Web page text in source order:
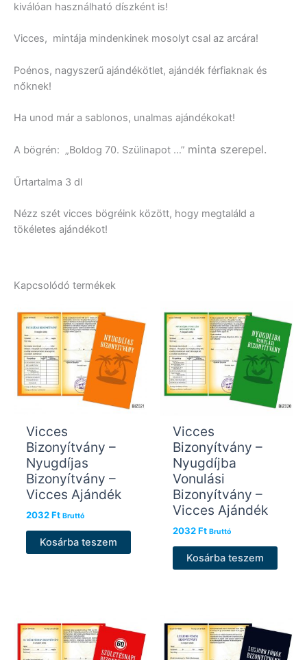
kiválóan használható díszként is!
Vicces, mintája mindenkinek mosolyt csal az arcára!
Poénos, nagyszerű ajándékötlet, ajándék férfiaknak és
nőknek!
Ha unod már a sablonos, unalmas ajándékokat!
A bögrén: „Boldog 70. Szülinapot …” minta szerepel.
Űrtartalma 3 dl
Nézz szét vicces bögréink között, hogy megtaláld a
tökéletes ajándékot!
Kapcsolódó termékek
Vicces
Bizonyítvány –
Nyugdíjas
Bizonyítvány –
Vicces Ajándék
2032Ft Bruttó
Kosárba teszem
Vicces
Bizonyítvány –
Nyugdíjba
Vonulási
Bizonyítvány –
Vicces Ajándék
2032Ft Bruttó
Kosárba teszem